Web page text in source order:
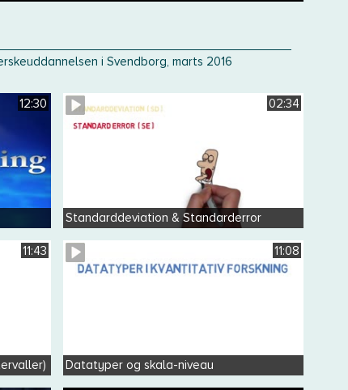
i Svendborg, marts 2016
12:30 02:34
Standarddeviation & Standarderror
11:43 11:08
Datatyper og skala-niveau